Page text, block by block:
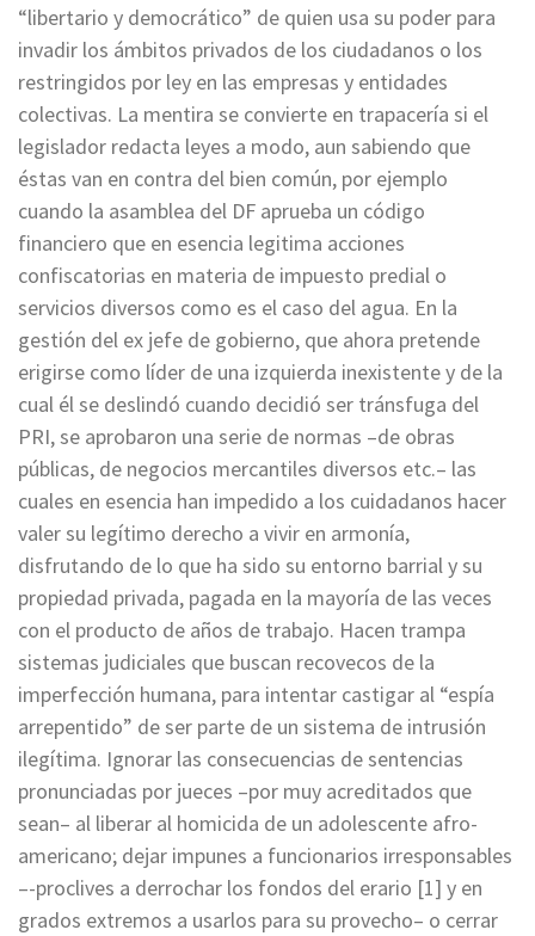
“libertario y democrático” de quien usa su poder para
invadir los ámbitos privados de los ciudadanos o los
restringidos por ley en las empresas y entidades
colectivas. La mentira se convierte en trapacería si el
legislador redacta leyes a modo, aun sabiendo que
éstas van en contra del bien común, por ejemplo
cuando la asamblea del DF aprueba un código
financiero que en esencia legitima acciones
confiscatorias en materia de impuesto predial o
servicios diversos como es el caso del agua. En la
gestión del ex jefe de gobierno, que ahora pretende
erigirse como líder de una izquierda inexistente y de la
cual él se deslindó cuando decidió ser tránsfuga del
PRI, se aprobaron una serie de normas –de obras
públicas, de negocios mercantiles diversos etc.– las
cuales en esencia han impedido a los cuidadanos hacer
valer su legítimo derecho a vivir en armonía,
disfrutando de lo que ha sido su entorno barrial y su
propiedad privada, pagada en la mayoría de las veces
con el producto de años de trabajo. Hacen trampa
sistemas judiciales que buscan recovecos de la
imperfección humana, para intentar castigar al “espía
arrepentido” de ser parte de un sistema de intrusión
ilegítima. Ignorar las consecuencias de sentencias
pronunciadas por jueces –por muy acreditados que
sean– al liberar al homicida de un adolescente afro-
americano; dejar impunes a funcionarios irresponsables
–-proclives a derrochar los fondos del erario [1] y en
grados extremos a usarlos para su provecho– o cerrar